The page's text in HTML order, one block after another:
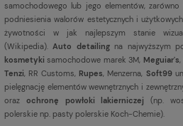
samochodowego lub jego elementów,
podniesienia walorów estetycznych i
żywotności w jak najlepszym stanie
(Wikipedia).Auto detailingna najwyższym
kosmetykisamochodowe marek 3M, Meguiar's,
Tenzi, RR Customs, Rupes, Menzerna, Soft99
pielęgnację elementów wewnętrznych i
oraz ochronę powłoki lakierniczej (np.
polerskie np. pasty polerskie Koch-Chemie).